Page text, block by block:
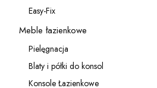
Kategoria - Easy-Fix
Easy-Fix
Kategoria - Meble łazienkowe
Meble łazienkowe
Kategoria - Pielęgnacja
Pielęgnacja
Kategoria - Blaty i półki do konsol
Blaty i półki do konsol
Konsole Łazienkowe